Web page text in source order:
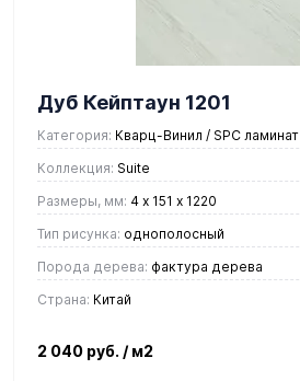
Дуб Кейптаун 1201
Категория: Кварц-Винил / SPC ламинат
Коллекция: Suite
Размеры, мм: 4 х 151 х 1220
Тип рисунка: однополосный
Порода дерева: фактура дерева
Страна: Китай
2 040 руб. / м2